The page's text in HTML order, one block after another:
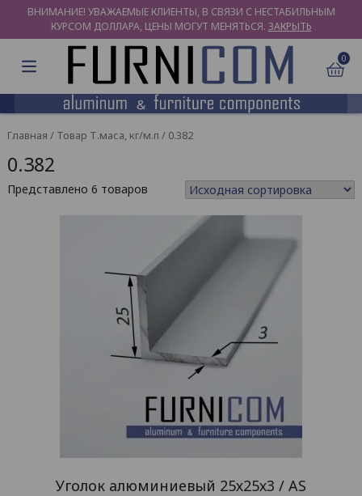
ВНИМАНИЕ! УВАЖАЕМЫЕ КЛИЕНТЫ, В СВЯЗИ С НЕСТАБИЛЬНЫМ
КУРСОМ ДОЛЛАРА, ЦЕНЫ МОГУТ МЕНЯТЬСЯ. ЗАКРЫТЬ
0
Главная / Товар Т.маса, кг/м.п / 0.382
0.382
Представлено 6 товаров
Уголок алюминиевый 25х25х3 / AS